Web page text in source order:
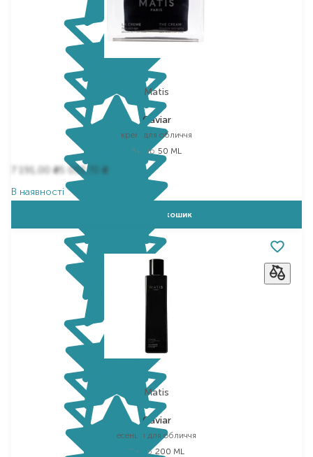
Matis
Caviar
крем для обличчя
Вибір 50 ML
7 191,00₴5 033,70
₴
В наявності
Додати в кошик
Matis
Caviar
есенція для обличчя
Вибір 200 ML